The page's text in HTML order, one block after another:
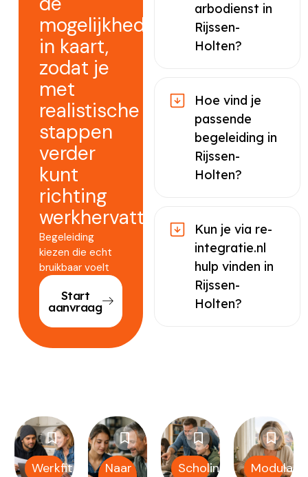
mogelijkheden
in kaart,
zodat je
met
realistische
stappen
verder
kunt
richting
werkhervatting.
Begeleiding
kiezen die echt
bruikbaar voelt
Start
aanvraag
arbodienst in
Rijssen-
Holten?
Hoe vind je
passende
begeleiding in
Rijssen-
Holten?
Kun je via re-
integratie.nl
hulp vinden in
Rijssen-
Holten?
Werkfit
Naar
Scholing Modulair